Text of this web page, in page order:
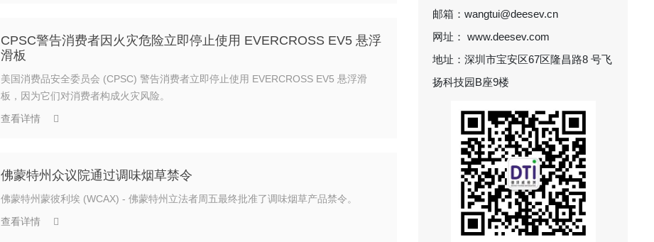
CPSC警告消费者因火灾危险立即停止使用 EVERCROSS EV5 悬浮
滑板
美国消费品安全委员会 (CPSC) 警告消费者立即停止使用 EVERCROSS EV5 悬浮滑
板，因为它们对消费者构成火灾风险。
查看详情
佛蒙特州众议院通过调味烟草禁令
佛蒙特州蒙彼利埃 (WCAX) - 佛蒙特州立法者周五最终批准了调味烟草产品禁令。
查看详情
邮箱：wangtui@deesev.cn
网址： www.deesev.com
地址：深圳市宝安区67区隆昌路8 号飞
扬科技园B座9楼